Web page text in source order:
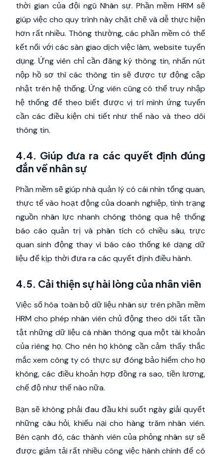
thời gian của đội ngũ Nhân sự. Phần mềm HRM sẽ
giúp việc cho quy trình này chặt chẽ và dễ thực hiện
hơn rất nhiều. Thông thường, các phần mềm có thể
kết nối với các sàn giao dịch việc làm, website tuyển
dụng. Ứng viên chỉ cần đăng ký thông tin, nhấn nút
nộp hồ sơ thì các thông tin sẽ được tự động cập
nhật trên hệ thống. Ứng viên cũng có thể truy nhập
hệ thống để theo biết được vị trí mình ứng tuyển
cần các điều kiện chi tiết như thế nào và theo dõi
thông tin.
4.4. Giúp đưa ra các quyết định đúng
đắn về nhân sự
Phần mềm sẽ giúp nhà quản lý có cái nhìn tổng quan,
thực tế vào hoạt động của doanh nghiệp, tình trạng
nguồn nhân lực nhanh chóng thông qua hệ thống
báo cáo quản trị và phân tích có chiều sâu, trực
quan sinh động thay vì báo cáo thống kê dạng dữ
liệu để kịp thời đưa ra các quyết định điều hành.
4.5. Cải thiện sự hài lòng của nhân viên
Việc số hóa toàn bộ dữ liệu nhân sự trên phần mềm
HRM cho phép nhân viên chủ động theo dõi tất tần
tật những dữ liệu cá nhân thông qua một tài khoản
của riêng họ. Cho nên họ không cần cảm thấy thắc
mắc xem công ty có thực sự đóng bảo hiểm cho họ
không, các điều khoản hợp đồng ra sao, tiền lương,
chế độ như thế nào nữa.
Bạn sẽ không phải đau đầu khi suốt ngày giải quyết
những câu hỏi, khiếu nại cho hàng trăm nhân viên.
Bên cạnh đó, các thành viên của phỏng nhân sự sẽ
được giảm tải rất nhiều công việc hành chính để có